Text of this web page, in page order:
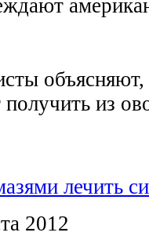
получить из
лечить
2012